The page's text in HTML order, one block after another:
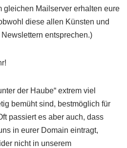
gleichen Mailserver erhalten eure
diese allen Künsten und
entsprechen.)
der Haube“ extrem viel
bemüht sind, bestmöglich für
passiert es aber auch, dass
in eurer Domain eintragt,
nicht in unserem